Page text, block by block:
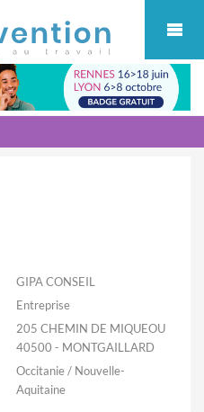
GIPA CONSEIL
Entreprise
205 CHEMIN DE MIQUEOU
40500 - MONTGAILLARD
Occitanie / Nouvelle-
Aquitaine